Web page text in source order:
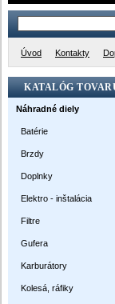
Úvod Kontakty
KATALÓG
Náhradné diely
Batérie
Brzdy
Doplnky
Elektro - inštalácia
Filtre
Gufera
Karburátory
Kolesá, ráfiky